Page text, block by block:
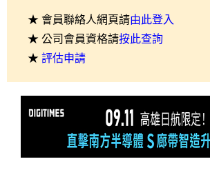
★ 會員聯絡人網頁請由此登入
★ 公司會員資格請按此查詢
★ 評估申請